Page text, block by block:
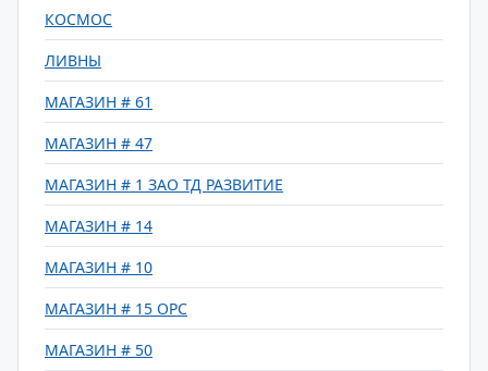
КОСМОС
ЛИВНЫ
МАГАЗИН # 61
МАГАЗИН # 47
МАГАЗИН # 1 ЗАО ТД РАЗВИТИЕ
МАГАЗИН # 14
МАГАЗИН # 10
МАГАЗИН # 15 ОРС
МАГАЗИН # 50